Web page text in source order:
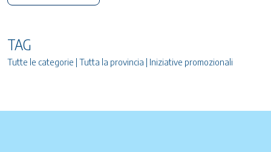
TAG
Tutte le categorie | Tutta la provincia | Iniziative promozionali